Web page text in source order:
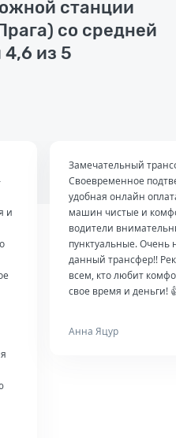
станции
со средней
из 5
и
Замечательный
Своевременное
удобная онлайн
машин чистые и
водители
пунктуальные. Очень
данный трансфер!!
всем, кто любит
свое время и деньги!
Анна Яцур